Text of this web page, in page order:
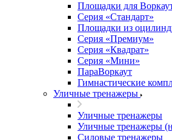
Площадки для
Серия «Стандарт»
Площадки из
Серия «Премиум»
Серия «Квадрат»
Серия «Мини»
ПараВоркаут
Гимнастические
Уличные тренажеры
Уличные тренажеры
Уличные тренажеры
Силовые тренажеры